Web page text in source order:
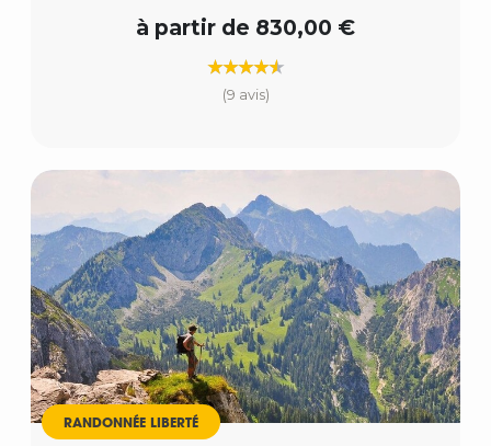
à partir de 830,00 €
(9 avis)
RANDONNÉE LIBERTÉ